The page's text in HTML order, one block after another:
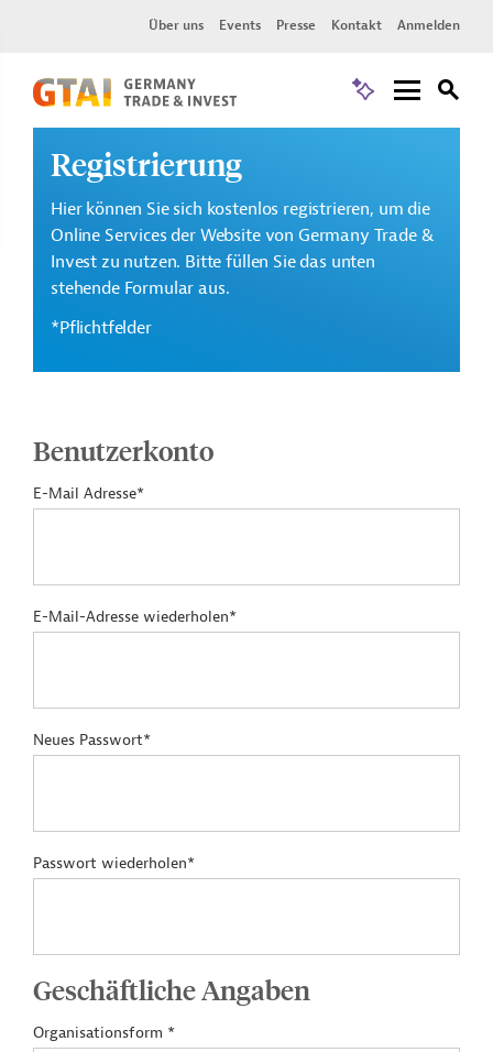
Über uns Events Presse Kontakt Anmelden
Registrierung
Hier können Sie sich kostenlos registrieren, um die
Online Services der Website von Germany Trade &
Invest zu nutzen. Bitte füllen Sie das unten
stehende Formular aus.
*Pflichtfelder
Benutzerkonto
E-Mail Adresse*
E-Mail-Adresse wiederholen*
Neues Passwort*
Passwort wiederholen*
Geschäftliche Angaben
Organisationsform *